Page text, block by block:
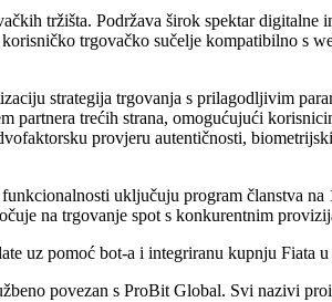
tržišta. Podržava širok spektar digitalne
trgovačko sučelje kompatibilno s
strategija trgovanja s prilagodljivim
trećih strana, omogućujući
provjeru autentičnosti,
uključuju program članstva na
na trgovanje spot s konkurentnim
uz pomoć bot-a i integriranu kupnju Fiata
povezan s ProBit Global. Svi nazivi